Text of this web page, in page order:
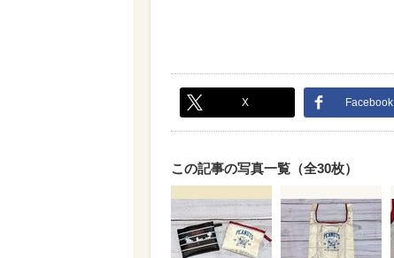
X Facebook
この記事の写真一覧（全30枚）